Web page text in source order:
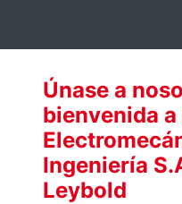
Únase a
bienvenida
Ingeniería
Leybold